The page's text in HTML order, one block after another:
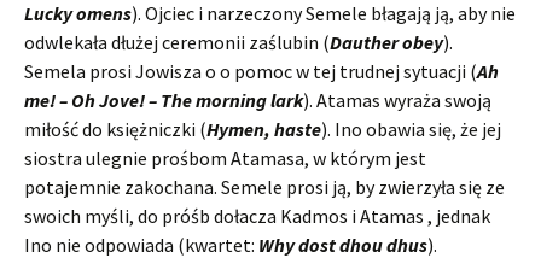
Lucky omens). Ojciec i narzeczony Semele błagają ją, aby nie
odwlekała dłużej ceremonii zaślubin (Dauther obey).
Semela prosi Jowisza o o pomoc w tej trudnej sytuacji (Ah
me! – Oh Jove! – The morning lark). Atamas wyraża swoją
miłość do księżniczki (Hymen, haste). Ino obawia się, że jej
siostra ulegnie prośbom Atamasa, w którym jest
potajemnie zakochana. Semele prosi ją, by zwierzyła się ze
swoich myśli, do próśb dołacza Kadmos i Atamas , jednak
Ino nie odpowiada (kwartet: Why dost dhou dhus).